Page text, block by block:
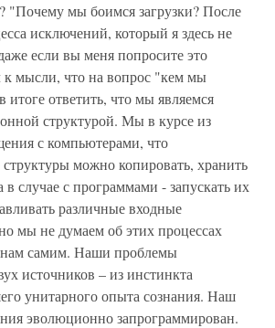
"Почему мы боимся загрузки? После
исключений, который я здесь не
если вы меня попросите это
к мысли, что на вопрос "кем мы
ответить, что мы являемся
структурой. Мы в курсе из
с компьютерами, что
можно копировать, хранить
в случае с программами - запускать их
различные входные
мы не думаем об этих процессах
самим. Наши проблемы
источников – из инстинкта
унитарного опыта сознания. Наш
эволюционно запрограммирован.